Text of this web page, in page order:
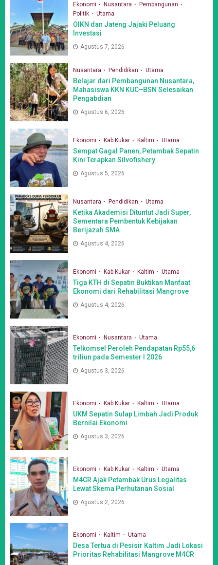
Ekonomi Nusantara
Pembangunan
Politik
Utama
OIKN dan Jateng Jajaki Peluang
Investasi
Agustus 7, 2026
Nusantara Pendidikan Utama
Belajar dari Pembangunan Nusantara,
Mahasiswa KKN KUC–BSN Selesaikan
Pengabdian
Agustus 6, 2026
Ekonomi Kab Kukar Kaltim Utama
Sempat Gagal Panen, Petambak Sepatin
Kini Terapkan Silvofishery
Agustus 5, 2026
Nusantara Pendidikan Utama
Ketika Akademisi Dituntut Jadi Super,
Sementara Pembentuk Kebijakan
Berijazah SMA
Agustus 4, 2026
Ekonomi Kab Kukar Kaltim Utama
Tiga KTH di Sepatin Buktikan Manfaat
Ekonomi dari Rehabilitasi Mangrove
Agustus 4, 2026
Ekonomi Nusantara Utama
Telkomsel Peroleh Pendapatan Rp55,6
triliun pada Semester I 2026
Agustus 3, 2026
Ekonomi Kab Kukar Kaltim Utama
UKM Sepatin Sulap Limbah Jadi Produk
Bernilai Ekonomi
Agustus 3, 2026
Ekonomi Kab Kukar Kaltim Utama
M4CR Ajak Petambak Urus Legalitas
Lewat Skema Perhutanan Sosial
Agustus 2, 2026
Ekonomi Kaltim Utama
Desa Tertua di Pesisir Kaltim Jadi Lokasi
Prioritas Rehabilitasi Mangrove M4CR